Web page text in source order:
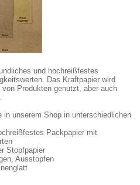
und hochreißfestes
Das Kraftpapier wird
Produkten genutzt, aber auch
in unserem Shop in unterschiedlichen
Packpapier mit
Stopfpapier
Ausstopfen